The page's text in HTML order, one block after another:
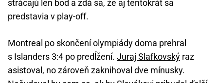
strácajú len bod a zdá sa, že aj tentokrát sa
predstavia v play-off.
Montreal po skončení olympiády doma prehral
s Islanders 3:4 po predĺžení. Juraj Slafkovský raz
asistoval, no zároveň zaknihoval dve mínusky.